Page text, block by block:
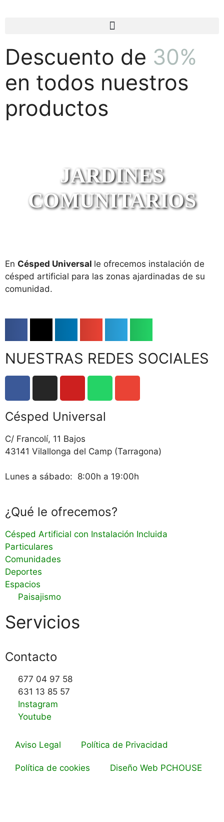
Descuento de 30%
en todos nuestros
productos
JARDINES
COMUNITARIOS
En Césped Universal le ofrecemos instalación de
césped artificial para las zonas ajardinadas de su
comunidad.
NUESTRAS REDES SOCIALES
Césped Universal
C/ Francolí, 11 Bajos
43141 Vilallonga del Camp (Tarragona)
Lunes a sábado: 8:00h a 19:00h
¿Qué le ofrecemos?
Césped Artificial con Instalación Incluida
Particulares
Comunidades
Deportes
Espacios
Paisajismo
Servicios
Contacto
677 04 97 58
631 13 85 57
Instagram
Youtube
Aviso Legal Política de Privacidad
Política de cookies Diseño Web PCHOUSE